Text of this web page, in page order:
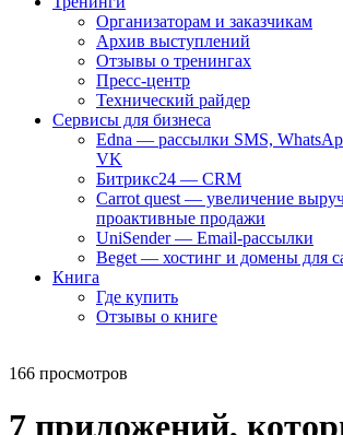
Организаторам и заказчикам
Архив выступлений
Отзывы о тренингах
Пресс-центр
Технический райдер
Сервисы для бизнеса
Edna — рассылки SMS,
VK
Битрикс24 — CRM
Carrot quest — увеличение
проактивные продажи
UniSender — Email-рассылки
Beget — хостинг и домены для
Книга
Где купить
Отзывы о книге
166 просмотров
7 приложений,